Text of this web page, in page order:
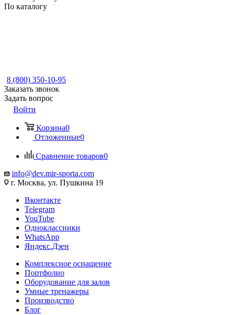
По каталогу
8 (800) 350-10-95
Заказать звонок
Задать вопрос
Войти
Корзина0
Отложенные0
Сравнение товаров0
info@dev.mir-sporta.com
г. Москва, ул. Пушкина 19
Вконтакте
Telegram
YouTube
Одноклассники
WhatsApp
Яндекс.Дзен
Комплексное оснащение
Портфолио
Оборудование для залов
Умные тренажеры
Производство
Блог